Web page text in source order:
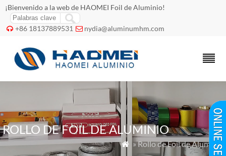
¡Bienvenido a la web de HAOMEI Foil de Aluminio!
 +86 18137889531  nydia@aluminumhm.com
ROLLO DE FOIL DE ALUMINIO
 » Rollo de Foil de Aluminio